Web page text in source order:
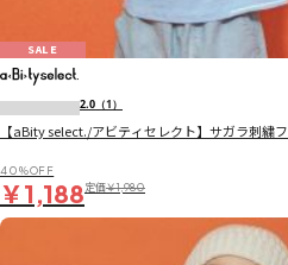
SALE
2.0 （1）
【aBity select./アビティセレクト】サガラ刺繍
40％OFF
￥1,188定価￥1,980